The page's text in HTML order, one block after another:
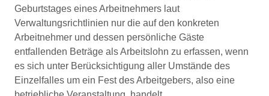
Geburtstages eines Arbeitnehmers laut
Verwaltungsrichtlinien nur die auf den konkreten
Arbeitnehmer und dessen persönliche Gäste
entfallenden Beträge als Arbeitslohn zu erfassen, wenn
es sich unter Berücksichtigung aller Umstände des
Einzelfalles um ein Fest des Arbeitgebers, also eine